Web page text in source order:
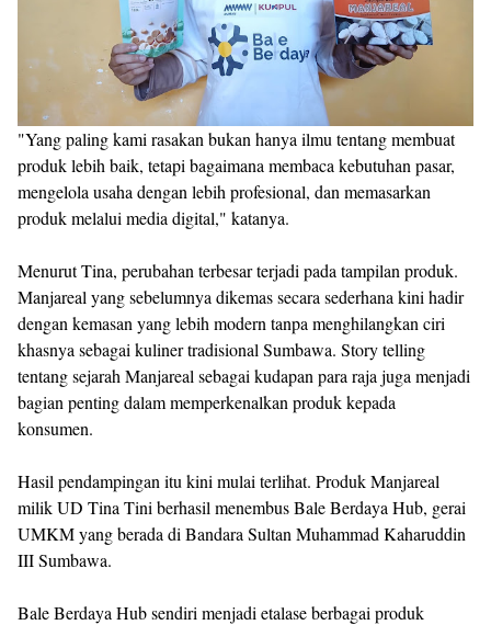
"Yang paling kami rasakan bukan hanya ilmu tentang membuat
produk lebih baik, tetapi bagaimana membaca kebutuhan pasar,
mengelola usaha dengan lebih profesional, dan memasarkan
produk melalui media digital," katanya.
Menurut Tina, perubahan terbesar terjadi pada tampilan produk.
Manjareal yang sebelumnya dikemas secara sederhana kini hadir
dengan kemasan yang lebih modern tanpa menghilangkan ciri
khasnya sebagai kuliner tradisional Sumbawa. Story telling
tentang sejarah Manjareal sebagai kudapan para raja juga menjadi
bagian penting dalam memperkenalkan produk kepada
konsumen.
Hasil pendampingan itu kini mulai terlihat. Produk Manjareal
milik UD Tina Tini berhasil menembus Bale Berdaya Hub, gerai
UMKM yang berada di Bandara Sultan Muhammad Kaharuddin
III Sumbawa.
Bale Berdaya Hub sendiri menjadi etalase berbagai produk